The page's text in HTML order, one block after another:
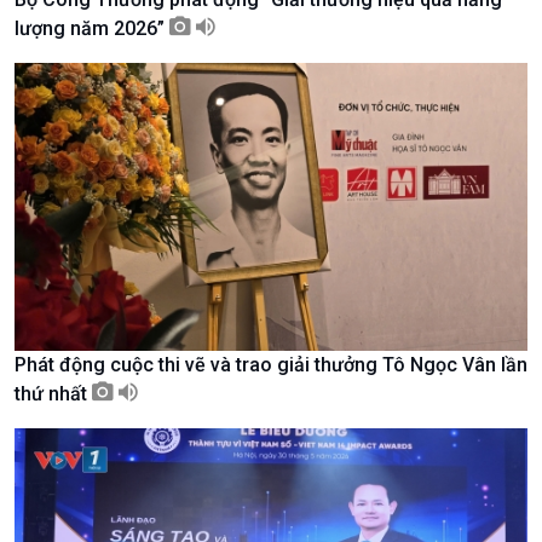
Kinh tế
Tin Kinh tế
Trước giờ mở cửa
Dòng chảy Kinh tế
Sức sống hàng Việt
Khởi nghiệp
Tuyên chiến với gian lận
thương mại
Nông nghiệp & Biển đảo
Tin Nông nghiệp & Biển
đảo
Biển đảo Việt Nam
Tâm tình biên giới và hải
Tìm hiểu biển, đảo Việt
lượng năm 2026”
Phát động cuộc thi vẽ và trao giải thưởng Tô Ngọc Vân lần
thứ nhất